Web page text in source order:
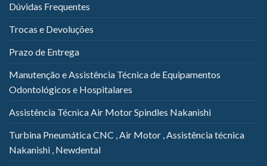
Dúvidas Frequentes
Trocas e Devoluções
Prazo de Entrega
Manutenção e Assistência Técnica de Equipamentos
Odontológicos e Hospitalares
Assistência Técnica Air Motor Spindles Nakanishi
Turbina Pneumática CNC , Air Motor , Assistência técnica
Nakanishi , Newdental